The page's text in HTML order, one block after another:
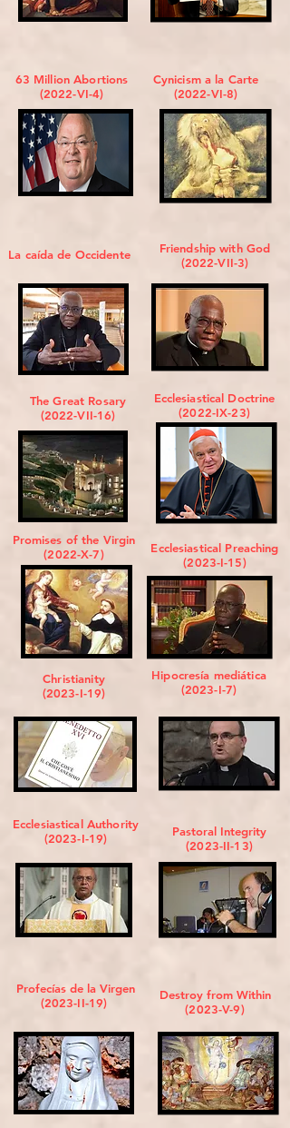
63 Million Abortions
(2022-VI-4)
Cynicism a la Carte
(2022-VI-8)
La caída de Occidente
Friendship with God
(2022-VII-3)
The Great Rosary
(2022-VII-16)
Ecclesiastical Doctrine
(2022-IX-23)
Promises of the Virgin
(2022-X-7)
Ecclesiastical Preaching
(2023-I-15)
Christianity
(2023-I-19)
Hipocresía mediática
(2023-I-7)
Ecclesiastical Authority
(2023-I-19)
Pastoral Integrity
(2023-II-13)
Profecías de la Virgen
(2023-II-19)
Destroy from Within
(2023-V-9)